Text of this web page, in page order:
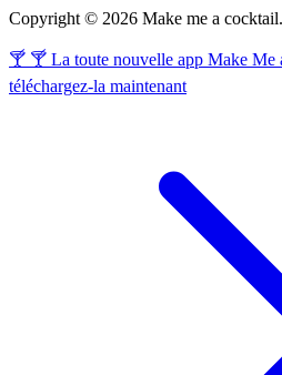
Copyright © 2026 Make me a
🍸 🍸 La toute nouvelle app Make
téléchargez-la maintenant